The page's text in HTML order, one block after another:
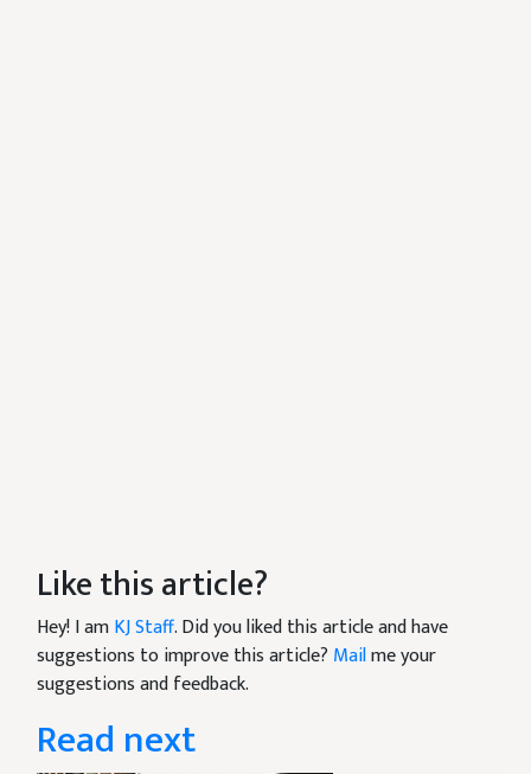
Like this article?
Hey! I amKJ Staff. Did you liked this article and have
suggestions to improve this article? Mailme your
suggestions and feedback.
Read next